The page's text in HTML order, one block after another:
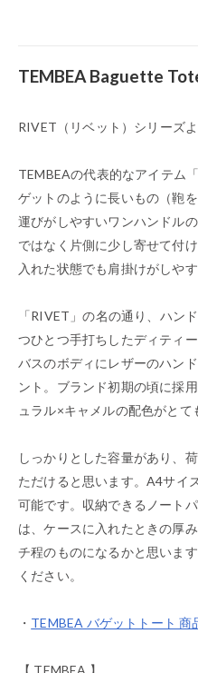
TEMBEA Baguette
RIVET（リベット）シリーズ
TEMBEAの代表的なアイテム
ゲットのように長いもの（鞄
運びがしやすいワンハンドル
ではなく片側に少し寄せて付
入れた状態でも肩掛けがしや
「RIVET」の名の通り、ハン
つひとつ手打ちしたディティ
バスのボディにレザーのハン
ント。ブランド初期の頃に採
ュラル×キャメルの配色がとて
しっかりとした容量があり、
ただけると思います。A4サイ
可能です。収納できるノート
は、ケースに入れたときの厚
チ程のものになるかと思いま
ください。
・ TEMBEA バゲットトート 商
【 TEMBEA 】